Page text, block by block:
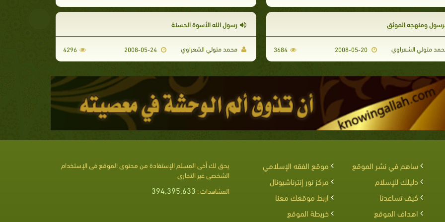
ومنهجه الموثق
متولي الشعراوي 2008-05-20
3684
رسول الله الأسوة الحسنة
محمد متولي الشعراوي 2008-05-24
4296
ساهم في نشر الموقع
موقع الفقه الإسلامي
دليلك للإسلام
مركز نور إنترناشيونال
كيف تساعدنا
اربط موقعك معنا
اهداف الموقع
خريطة الموقع
يحق لك أخى المسلم الإستفادة من محتوى الموقع فى الإستخدام
الشخصى غير التجارى
المشاهدات : 394,395,633